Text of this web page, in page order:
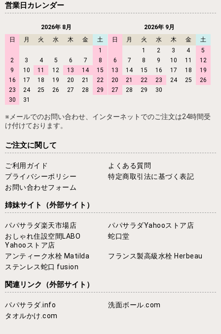
営業日カレンダー
2026年 8月
日
月 火 水 木 金
土
1
2
3 4 5 6 7
8
9
10 11 12 13 14
15
16
17 18 19 20 21
22
23
24 25 26 27 28
29
30
31
2026年 9月
日
月 火 水 木 金
土
1
2 3 4
5
6
7 8 9 10 11
12
13
14 15 16 17 18
19
20
21 22 23 24 25
26
27
28 29 30
※メールでのお問い合わせ、インターネットでのご注文は24時間受
け付けております。
ご注文に関して
ご利用ガイド
よくある質問
プライバシーポリシー
特定商取引法に基づく表記
お問い合わせフォーム
姉妹サイト （外部サイト）
パパサラダ楽天市場店
パパサラダYahooストア店
おしゃれ住設空間LABO
Yahooストア店
蛇口堂
アンティーク水栓 Matilda
フランス製高級水栓 Herbeau
ステンレス蛇口 fusion
関連リンク （外部サイト）
パパサラダ.info
洗面ボール.com
タオルかけ.com